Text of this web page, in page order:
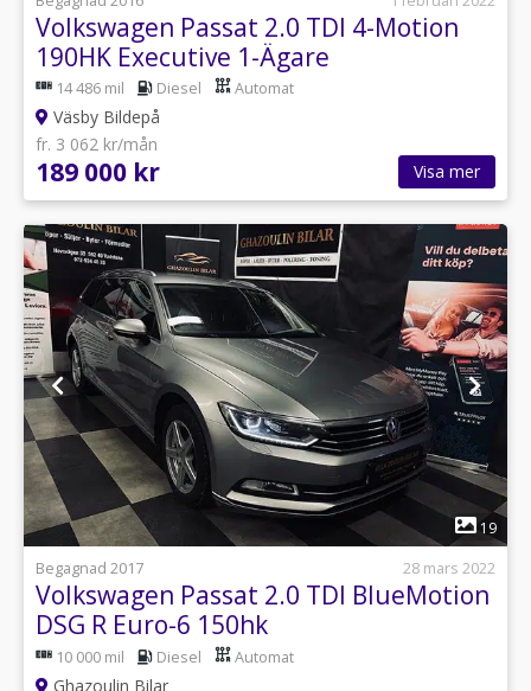
Volkswagen Passat 2.0 TDI 4-Motion
190HK Executive 1-Ägare
14 486 mil Diesel Automat
Väsby Bildepå
fr. 3 062 kr/mån
189 000 kr Visa mer
1
19
Begagnad 2017
28 mars 2022
Volkswagen Passat 2.0 TDI BlueMotion
DSG R Euro-6 150hk
10 000 mil Diesel Automat
Ghazoulin Bilar